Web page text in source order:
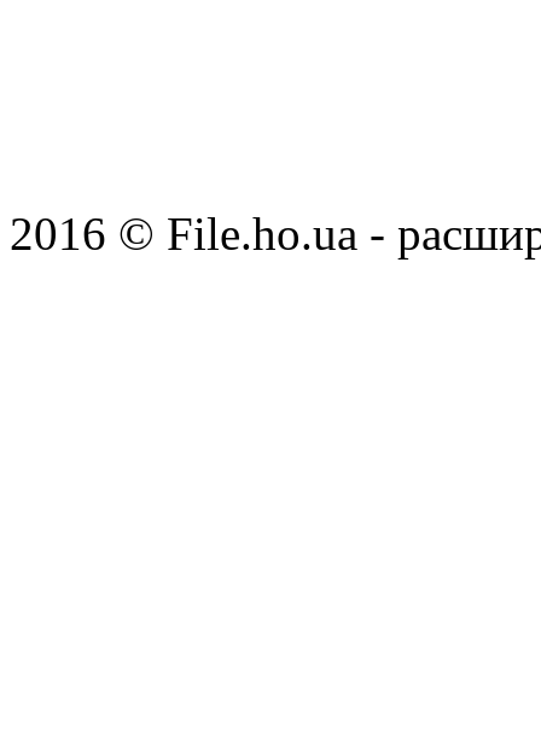
2016 © File.ho.ua -